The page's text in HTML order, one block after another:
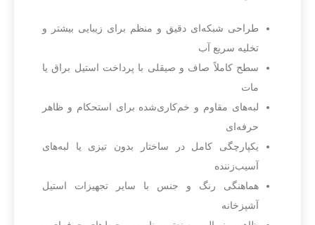
طراحی شبکه‌ای دقیق و منظم برای زیبایی بیشتر و
تخلیه سریع آب
سطح کاملاً صاف و صیقلی با پرداخت استیل براق یا
مات
لبه‌های مقاوم و خم‌کاری‌شده برای استحکام و ظاهر
حرفه‌ای
یکپارچگی کامل در ساختار بدون تیزی یا لبه‌های
آسیب‌زننده
هماهنگی رنگ و جنس با سایر تجهیزات استیل
آشپزخانه